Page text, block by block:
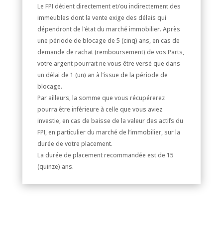
Le FPI détient directement et/ou indirectement des
immeubles dont la vente exige des délais qui
dépendront de l’état du marché immobilier. Après
une période de blocage de 5 (cinq) ans, en cas de
demande de rachat (remboursement) de vos Parts,
votre argent pourrait ne vous être versé que dans
un délai de 1 (un) an à l’issue de la période de
blocage.
Par ailleurs, la somme que vous récupérerez
pourra être inférieure à celle que vous aviez
investie, en cas de baisse de la valeur des actifs du
FPI, en particulier du marché de l’immobilier, sur la
durée de votre placement.
La durée de placement recommandée est de 15
(quinze) ans.